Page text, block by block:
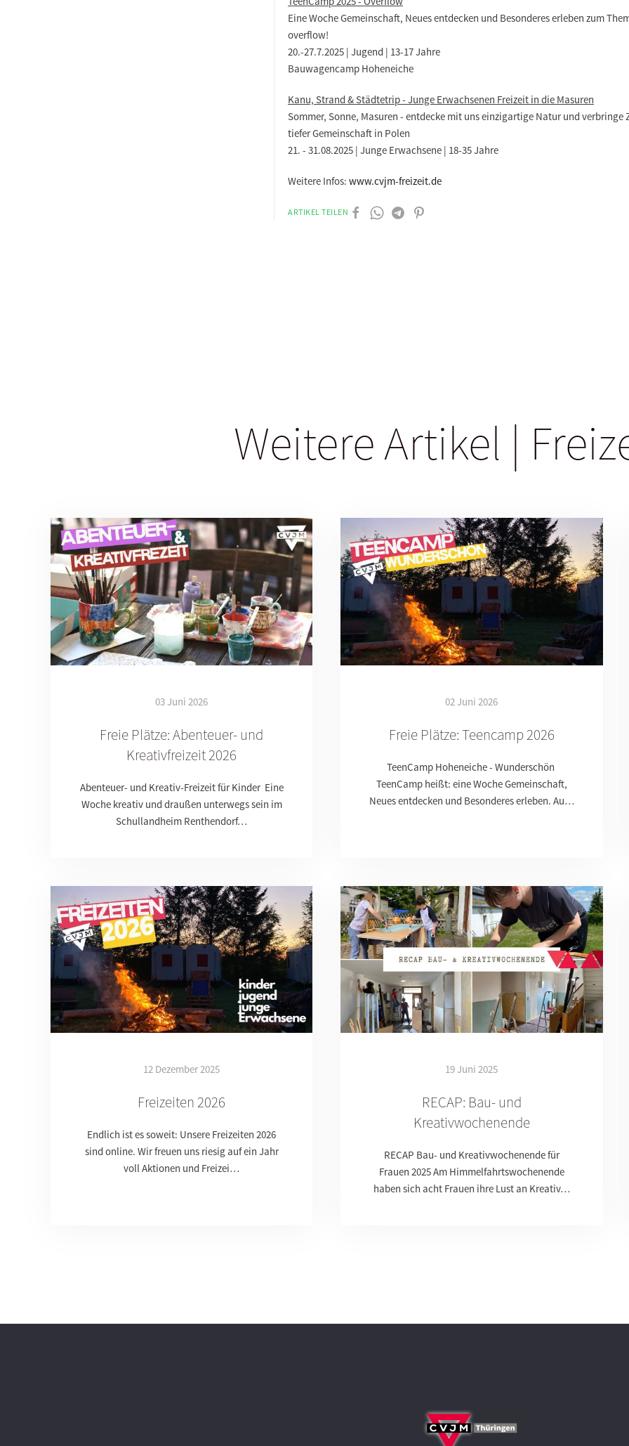
Eine Woche Gemeinschaft, Neues entdecken und Besonderes erleben zum
overflow!
20.-27.7.2025 | Jugend | 13-17 Jahre
Bauwagencamp Hoheneiche
Kanu, Strand & Städtetrip - Junge Erwachsenen Freizeit in die Masuren
Sommer, Sonne, Masuren - entdecke mit uns einzigartige Natur und verbringe
tiefer Gemeinschaft in Polen
21. - 31.08.2025 | Junge Erwachsene | 18-35 Jahre
Weitere Infos: www.cvjm-freizeit.de
ARTIKEL TEILEN
Weitere Artikel |
03 Juni 2026
Freie Plätze: Abenteuer- und
Kreativfreizeit 2026
Abenteuer- und Kreativ-Freizeit für Kinder Eine
Woche kreativ und draußen unterwegs sein im
Schullandheim Renthendorf…
02 Juni 2026
Freie Plätze: Teencamp 2026
TeenCamp Hoheneiche - Wunderschön
TeenCamp heißt: eine Woche Gemeinschaft,
Neues entdecken und Besonderes erleben. Au…
12 Dezember 2025
Freizeiten 2026
Endlich ist es soweit: Unsere Freizeiten 2026
sind online. Wir freuen uns riesig auf ein Jahr
voll Aktionen und Freizei…
19 Juni 2025
RECAP: Bau- und
Kreativwochenende
RECAP Bau- und Kreativwochenende für
Frauen 2025 Am Himmelfahrtswochenende
haben sich acht Frauen ihre Lust an Kreativ…